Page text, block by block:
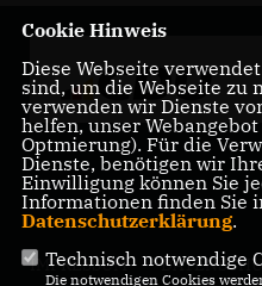
IMPRESSUM
Cookie Hinweis
Diese Webseite
sind, um die Webseite zu
verwenden wir Dienste
helfen, unser
Optmierung). Für die
Dienste, benötigen wir
Einwilligung können Sie
Informationen finden Sie
Datenschutzerklärung.
Technisch notwendige
Die notwendigen Cookies